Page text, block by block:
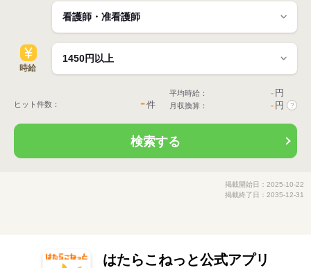
時給
ヒット件数： -件
平均時給： - 円
月収換算： - 円 ?
検索する
掲載開始日：2025-10-22
掲載終了日：2035-12-31
はたらこねっと公式アプリ